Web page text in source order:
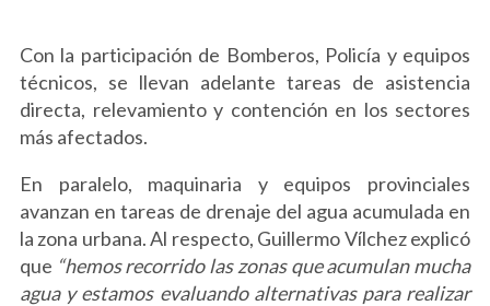
Con la participación de Bomberos, Policía y equipos
técnicos, se llevan adelante tareas de asistencia
directa, relevamiento y contención en los sectores
más afectados.
En paralelo, maquinaria y equipos provinciales
avanzan en tareas de drenaje del agua acumulada en
la zona urbana. Al respecto, Guillermo Vílchez explicó
que “hemos recorrido las zonas que acumulan mucha
agua y estamos evaluando alternativas para realizar